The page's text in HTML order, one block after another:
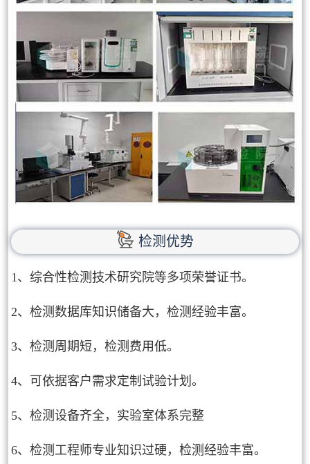
检测优势
1、综合性检测技术研究院等多项荣誉证书。
2、检测数据库知识储备大，检测经验丰富。
3、检测周期短，检测费用低。
4、可依据客户需求定制试验计划。
5、检测设备齐全，实验室体系完整
6、检测工程师专业知识过硬，检测经验丰富。